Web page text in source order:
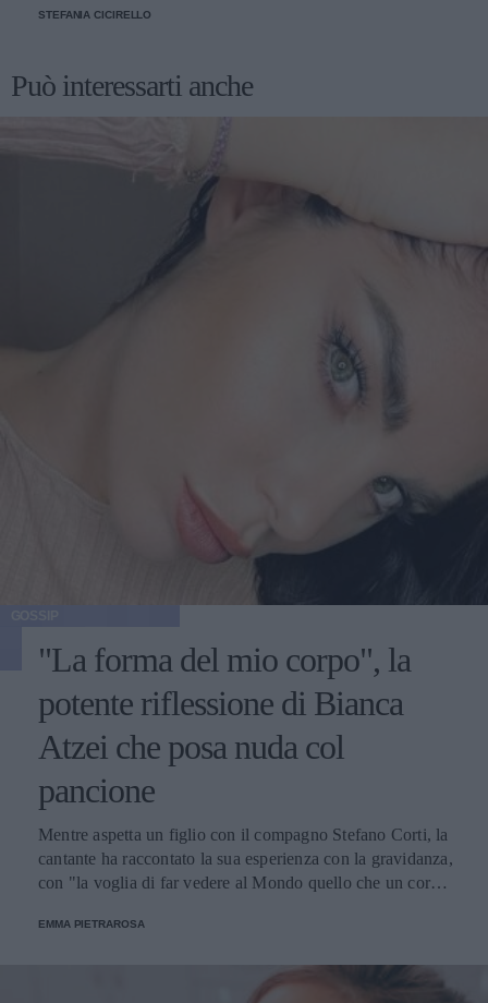
STEFANIA CICIRELLO
Può interessarti anche
"La forma del mio corpo", la
potente riflessione di Bianca
Atzei che posa nuda col
pancione
Mentre aspetta un figlio con il compagno Stefano Corti, la
cantante ha raccontato la sua esperienza con la gravidanza,
con "la voglia di far vedere al Mondo quello che un corpo
EMMA PIETRAROSA